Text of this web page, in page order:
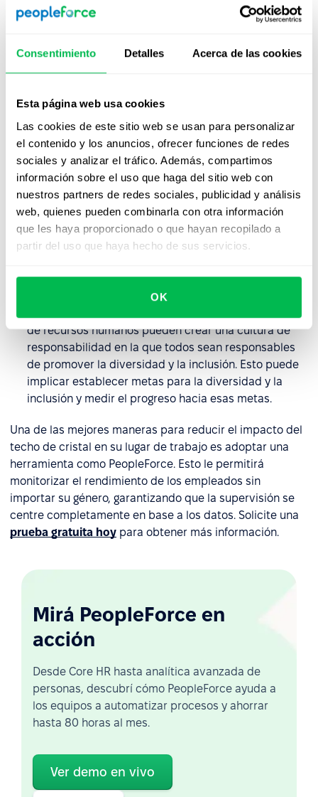
Consentimiento Detalles Acerca de las cookies
Esta página web usa cookies
Las cookies de este sitio web se usan para personalizar
el contenido y los anuncios, ofrecer funciones de redes
sociales y analizar el tráfico. Además, compartimos
información sobre el uso que haga del sitio web con
nuestros partners de redes sociales, publicidad y análisis
web, quienes pueden combinarla con otra información
que les haya proporcionado o que hayan recopilado a
partir del uso que haya hecho de sus servicios.
OK
promover la comprensión de las diferentes
perspectivas.
Promoción de programas de tutoría y patrocinio: las
mujeres y las minorías a avanzar en sus carreras.
Estos programas pueden brindar orientación, apoyo y
oportunidades para establecer contactos.
Revisión de las prácticas de contratación y
promoción: las empresas de recursos humanos
pueden revisar sus prácticas de contratación y
promoción para garantizar que sean justas e
imparciales. Esto puede implicar el análisis de datos
sobre diversidad e inclusión, la creación de listas de
de recursos humanos pueden crear una cultura de
responsabilidad en la que todos sean responsables
de promover la diversidad y la inclusión. Esto puede
implicar establecer metas para la diversidad y la
inclusión y medir el progreso hacia esas metas.
Una de las mejores maneras para reducir el impacto del
techo de cristal en su lugar de trabajo es adoptar una
herramienta como PeopleForce. Esto le permitirá
monitorizar el rendimiento de los empleados sin
importar su género, garantizando que la supervisión se
centre completamente en base a los datos. Solicite una
prueba gratuita hoy para obtener más información.
Mirá PeopleForce en
acción
Desde Core HR hasta analítica avanzada de
personas, descubrí cómo PeopleForce ayuda a
los equipos a automatizar procesos y ahorrar
hasta 80 horas al mes.
Ver demo en vivo